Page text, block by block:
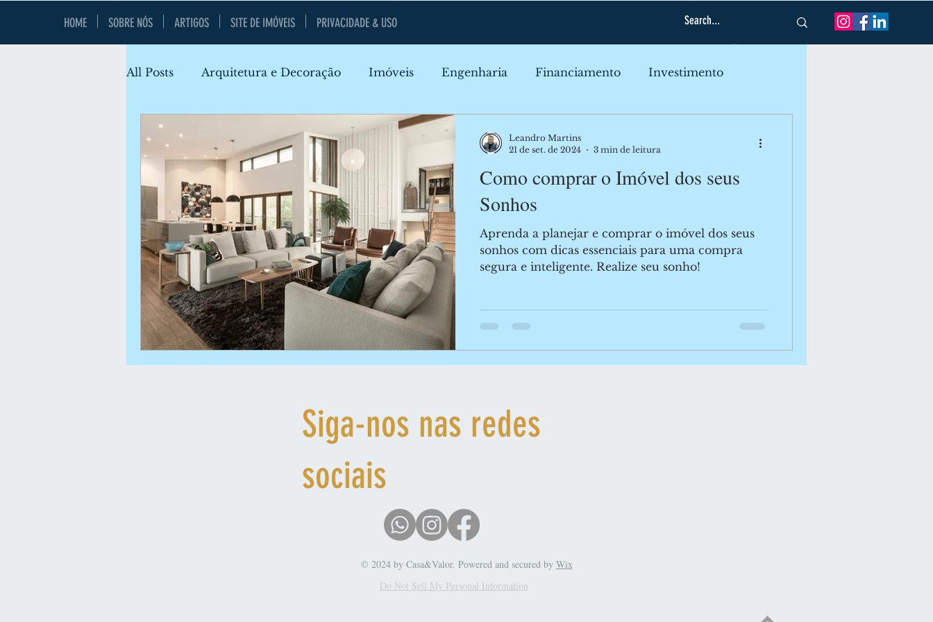
HOME SOBRE NÓS ARTIGOS SITE DE IMÓVEIS PRIVACIDADE & USO
All Posts
Arquitetura e Decoração Imóveis Engenharia Financiamento Investimento
Locais e Lazer Gerenciamento Construção
Financiamento Imobiliário Casas e Apartamentos Impostos
Como comprar o Imóvel dos seus
Sonhos
Aprenda a planejar e comprar o imóvel dos seus
sonhos com dicas essenciais para uma compra
segura e inteligente. Realize seu sonho!
Leandro Martins
21 de set. de 2024
3 min de leitura
Siga-nos nas redes
sociais
© 2024 by Casa&Valor. Powered and secured by Wix
Do Not Sell My Personal Information